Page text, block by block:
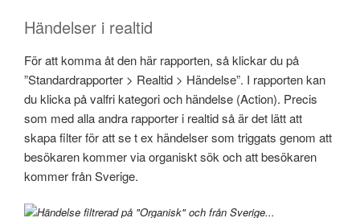
Händelser i realtid
För att komma åt den här rapporten, så klickar du på
”Standardrapporter > Realtid > Händelse”. I rapporten kan
du klicka på valfri kategori och händelse (Action). Precis
som med alla andra rapporter i realtid så är det lätt att
skapa filter för att se t ex händelser som triggats genom att
besökaren kommer via organiskt sök och att besökaren
kommer från Sverige.